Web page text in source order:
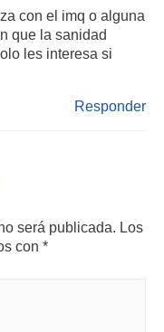
con el imq o alguna
que la sanidad
les interesa si
Responder
será publicada. Los
con *